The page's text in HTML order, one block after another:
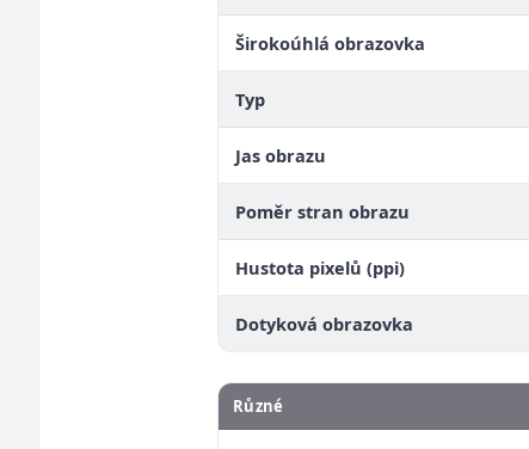
Širokoúhlá obrazovka
Typ
Jas obrazu
Poměr stran obrazu
Hustota pixelů (ppi)
Dotyková obrazovka
Různé